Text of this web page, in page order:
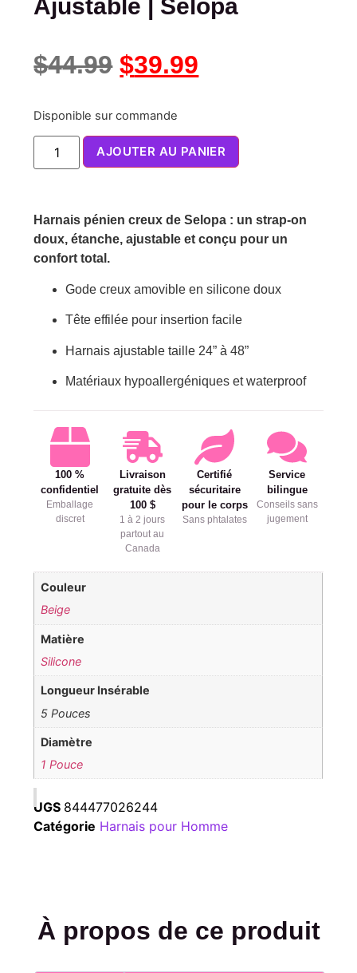
Ajustable | Selopa
$44.99 $39.99
Disponible sur commande
AJOUTER AU PANIER
Harnais pénien creux de Selopa : un strap-on
doux, étanche, ajustable et conçu pour un
confort total.
Gode creux amovible en silicone doux
Tête effilée pour insertion facile
Harnais ajustable taille 24” à 48”
Matériaux hypoallergéniques et waterproof
100 %
confidentiel
Emballage
discret
Livraison
gratuite dès
100 $
1 à 2 jours
partout au
Canada
Certifié
sécuritaire
pour le corps
Sans phtalates
Service
bilingue
Conseils sans
jugement
Couleur
Beige
Matière
Silicone
Longueur Insérable
5 Pouces
Diamètre
1 Pouce
UGS 844477026244
Catégorie Harnais pour Homme
À propos de ce produit